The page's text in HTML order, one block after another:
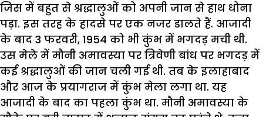
जिस में बहुत से श्रद्धालुओं को अपनी जान से हाथ धोना
पड़ा. इस तरह के हादसे पर एक नजर डालते हैं. आजादी
के बाद 3 फरवरी, 1954 को भी कुंभ में भगदड़ मची थी.
उस मेले में मौनी अमावस्या पर त्रिवेणी बांध पर भगदड़ में
कई श्रद्धालुओं की जान चली गई थी. तब के इलाहाबाद
और आज के प्रयागराज में कुंभ मेला लगा था. यह
आजादी के बाद का पहला कुंभ था. मौनी अमावस्या के